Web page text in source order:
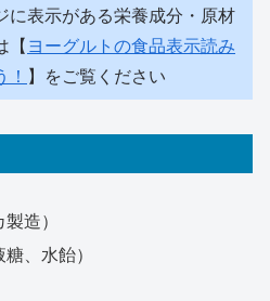
に表示がある栄養成分・原材
【ヨーグルトの食品表示読み
】をご覧ください
造）
、水飴）